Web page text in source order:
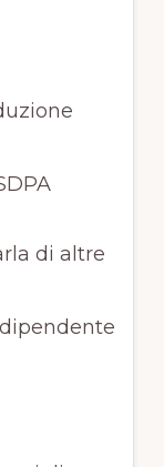
di altre